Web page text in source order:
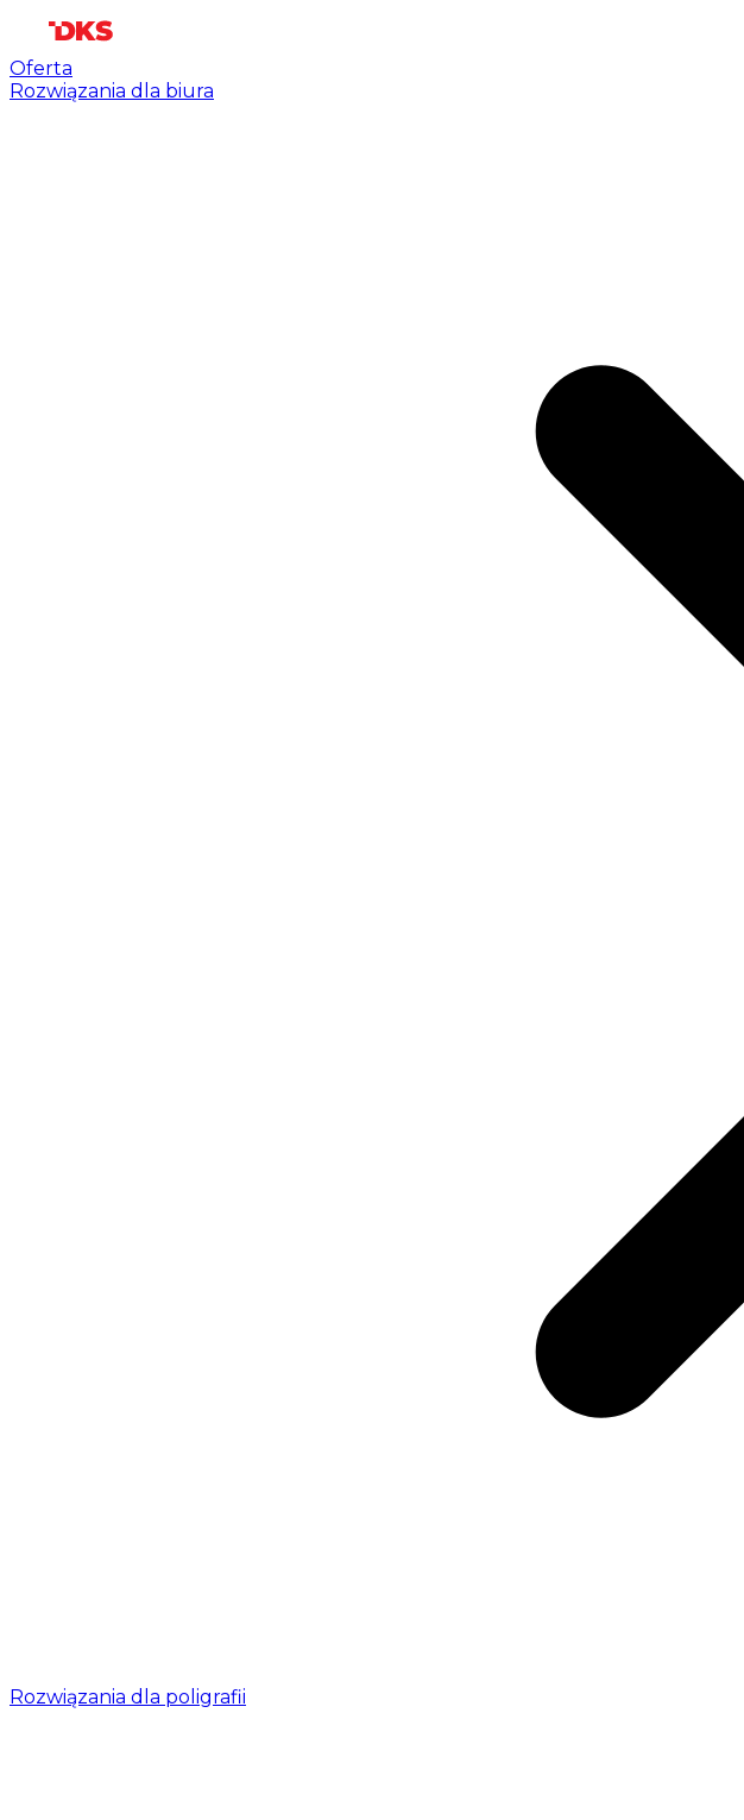
Oferta
Rozwiązania dla biura
Rozwiązania dla poligrafii